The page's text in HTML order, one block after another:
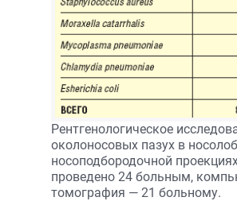
Рентгенологическое
околоносовых пазух в
носоподбородочной
проведено 24 больным,
томография — 21 больному.